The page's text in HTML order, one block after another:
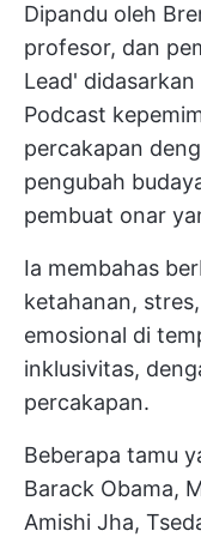
Dipandu oleh
profesor, dan
Lead'
Podcast
percakapan
pengubah
pembuat onar
Ia membahas
ketahanan,
emosional di
inklusivitas,
percakapan.
Beberapa tamu
Barack Obama,
Amishi Jha,